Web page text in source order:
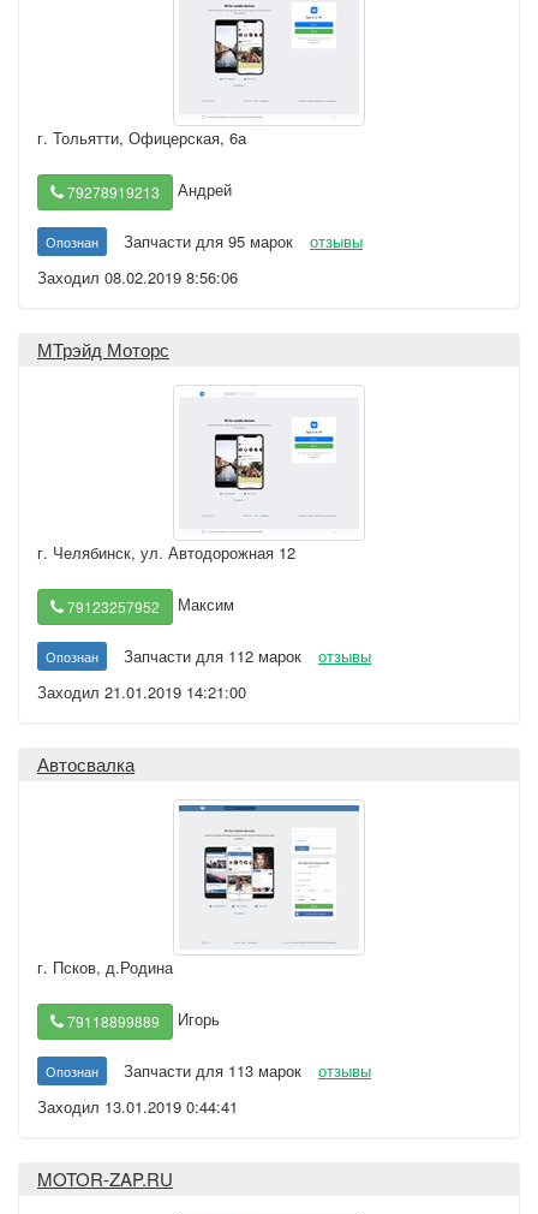
г. Тольятти, Офицерская, 6а
79278919213 Андрей
Опознан Запчасти для 95 марок
отзывы
Заходил 08.02.2019 8:56:06
МТрэйд Моторс
г. Челябинск, ул. Автодорожная 12
79123257952 Максим
Опознан Запчасти для 112 марок
отзывы
Заходил 21.01.2019 14:21:00
Автосвалка
г. Псков, д.Родина
79118899889 Игорь
Опознан Запчасти для 113 марок
отзывы
Заходил 13.01.2019 0:44:41
MOTOR-ZAP.RU